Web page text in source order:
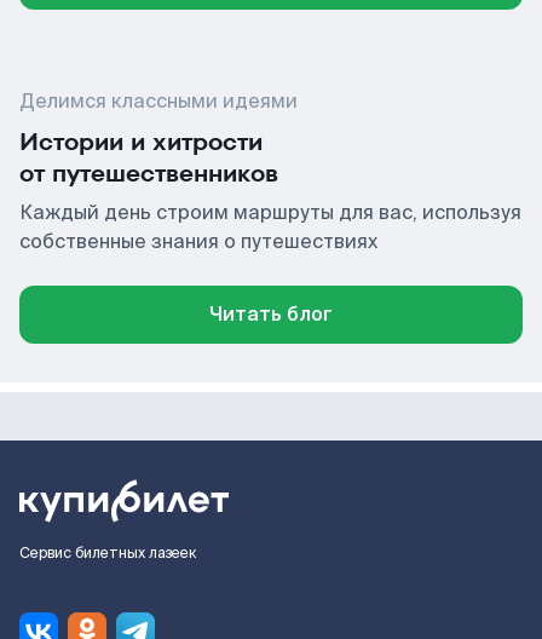
Делимся классными идеями
Истории и хитрости
от путешественников
Каждый день строим маршруты для вас, используя
собственные знания о путешествиях
Читать блог
Сервис билетных лазеек